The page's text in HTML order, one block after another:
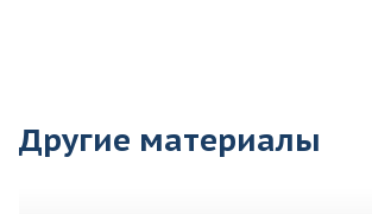
Другие материалы